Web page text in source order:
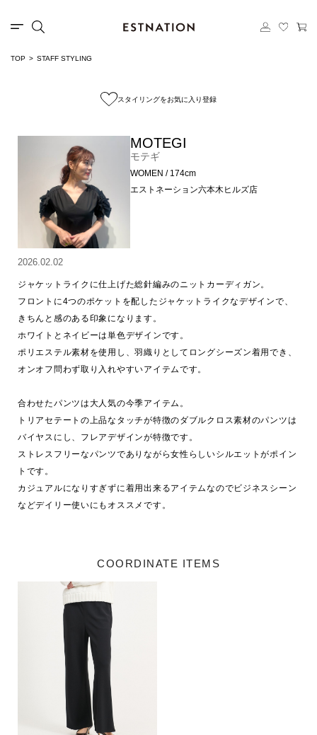
TOP STAFF STYLING
スタイリングをお気に入り登録
MOTEGI
モテギ
WOMEN / 174cm
エストネーション六本木ヒルズ店
2026.02.02
ジャケットライクに仕上げた総針編みのニットカーディガン。
フロントに4つのポケットを配したジャケットライクなデザインで、
きちんと感のある印象になります。
ホワイトとネイビーは単色デザインです。
ポリエステル素材を使用し、羽織りとしてロングシーズン着用でき、
オンオフ問わず取り入れやすいアイテムです。
合わせたパンツは大人気の今季アイテム。
トリアセテートの上品なタッチが特徴のダブルクロス素材のパンツは
バイヤスにし、フレアデザインが特徴です。
ストレスフリーなパンツでありながら女性らしいシルエットがポイン
トです。
カジュアルになりすぎずに着用出来るアイテムなのでビジネスシーン
COORDINATE ITEMS